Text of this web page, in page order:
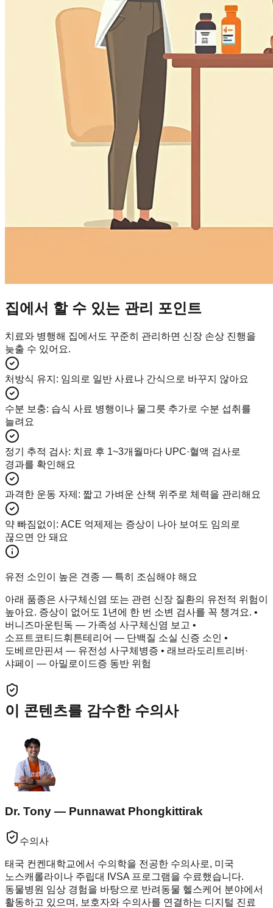
집에서 할 수 있는 관리 포인트
치료와 병행해 집에서도 꾸준히 관리하면 신장 손상 진행을
늦출 수 있어요.
처방식 유지 : 임의로 일반 사료나 간식으로 바꾸지 않아요
수분 보충: 습식 사료 병행이나 물그릇 추가로 수분 섭취를
늘려요
정기 추적 검사: 치료 후 1~3개월마다 UPC·혈액 검사로
경과를 확인해요
과격한 운동 자제 : 짧고 가벼운 산책 위주로 체력을 관리해요
약 빠짐없이 : ACE 억제제는 증상이 나아 보여도 임의로
끊으면 안 돼요
유전 소인이 높은 견종 — 특히 조심해야 해요
아래 품종은 사구체신염 또는 관련 신장 질환의 유전적 위험이
높아요. 증상이 없어도 1년에 한 번 소변 검사를 꼭 챙겨요. •
버니즈마운틴독 — 가족성 사구체신염 보고 •
소프트코티드휘튼테리어 — 단백질 소실 신증 소인 •
도베르만핀셔 — 유전성 사구체병증 • 래브라도리트리버·
샤페이 — 아밀로이드증 동반 위험
이 콘텐츠를 감수한 수의사
Dr. Tony — Punnawat Phongkittirak
수의사
태국 컨켄대학교에서 수의학을 전공한 수의사로, 미국
노스캐롤라이나 주립대 IVSA 프로그램을 수료했습니다.
동물병원 임상 경험을 바탕으로 반려동물 헬스케어 분야에서
활동하고 있으며, 보호자와 수의사를 연결하는 디지털 진료